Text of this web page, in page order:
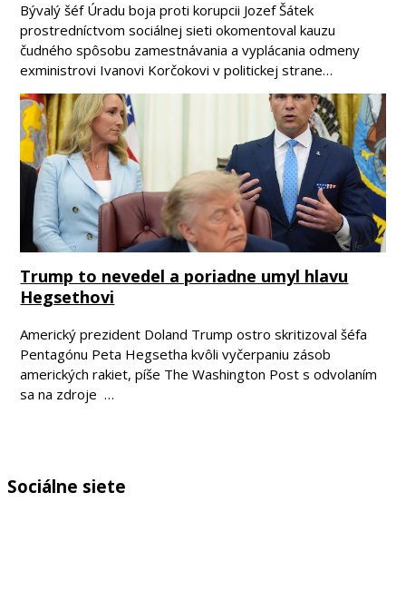
Bývalý šéf Úradu boja proti korupcii Jozef Šátek
prostredníctvom sociálnej sieti okomentoval kauzu
čudného spôsobu zamestnávania a vyplácania odmeny
exministrovi Ivanovi Korčokovi v politickej strane…
Trump to nevedel a poriadne umyl hlavu
Hegsethovi
Americký prezident Doland Trump ostro skritizoval šéfa
Pentagónu Peta Hegsetha kvôli vyčerpaniu zásob
amerických rakiet, píše The Washington Post s odvolaním
sa na zdroje …
Sociálne siete